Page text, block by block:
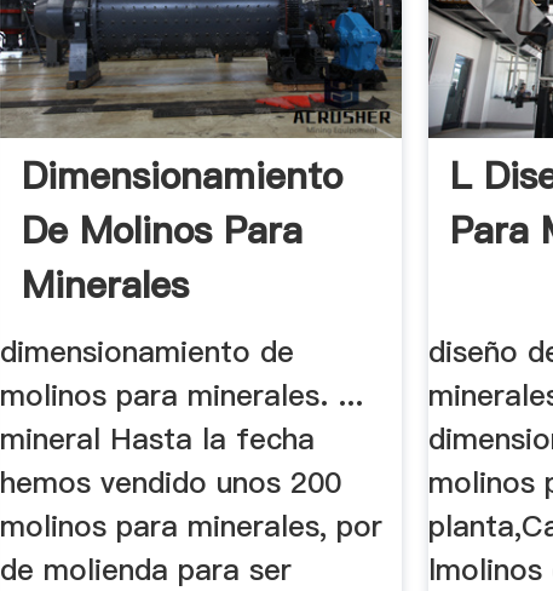
Dimensionamiento
De Molinos Para
Minerales
dimensionamiento de
molinos para minerales. ...
mineral Hasta la fecha
hemos vendido unos 200
molinos para minerales, por
de molienda para ser
L
Para
diseño
molinos